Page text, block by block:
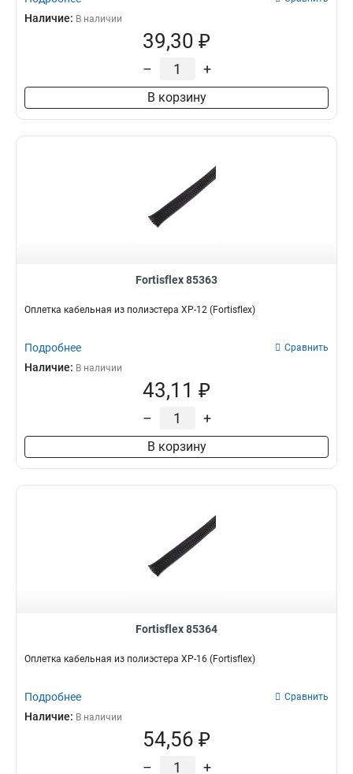
Наличие: В наличии
39,30 ₽
– +
В корзину
Fortisflex 85363
Оплетка кабельная из полиэстера XP-12 (Fortisflex)
Подробнее Сравнить
Наличие: В наличии
43,11 ₽
– +
В корзину
Fortisflex 85364
Оплетка кабельная из полиэстера XP-16 (Fortisflex)
Подробнее Сравнить
Наличие: В наличии
54,56 ₽
– +